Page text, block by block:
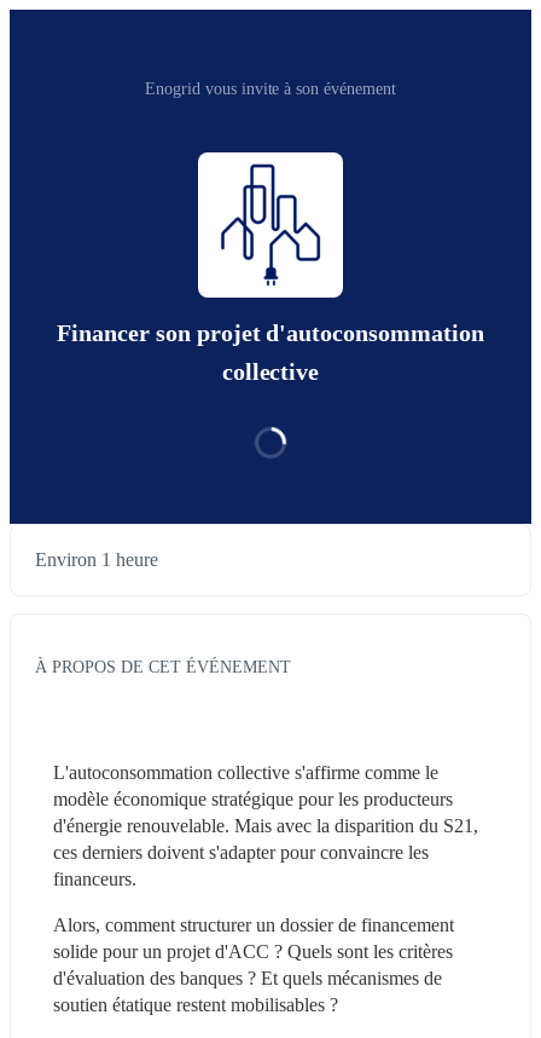
Enogrid vous invite à son événement
Financer son projet d'autoconsommation
collective
Environ 1 heure
À PROPOS DE CET ÉVÉNEMENT
L'autoconsommation collective s'affirme comme le
modèle économique stratégique pour les producteurs
d'énergie renouvelable. Mais avec la disparition du S21,
ces derniers doivent s'adapter pour convaincre les
financeurs.
Alors, comment structurer un dossier de financement
solide pour un projet d'ACC ? Quels sont les critères
d'évaluation des banques ? Et quels mécanismes de
soutien étatique restent mobilisables ?